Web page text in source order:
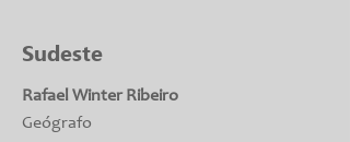
Sudeste
Rafael Winter Ribeiro
Geógrafo